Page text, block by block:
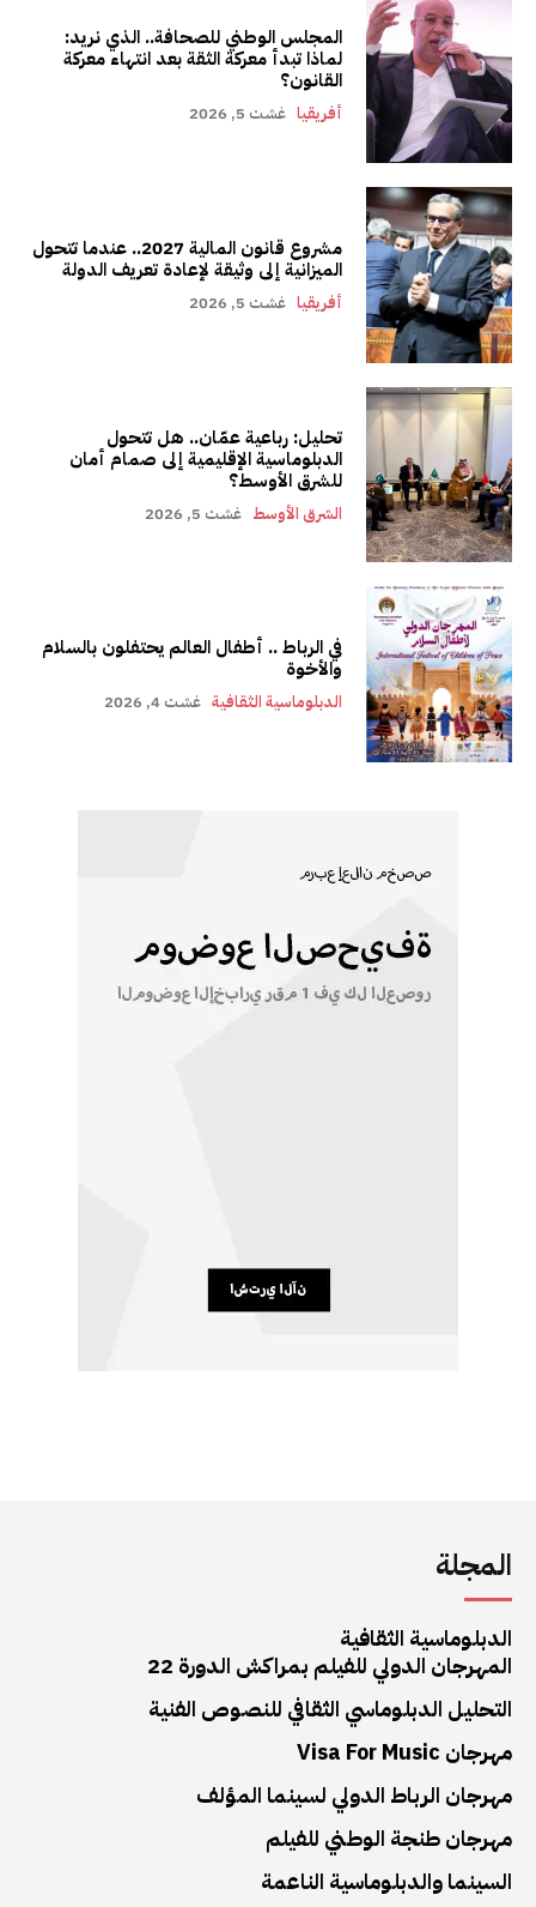
المجلس الوطني للصحافة.. الذي نريد:
لماذا تبدأ معركة الثقة بعد انتهاء معركة
القانون؟
أفريقيا غشت 5, 2026
مشروع قانون المالية 2027.. عندما تتحول
الميزانية إلى وثيقة لإعادة تعريف الدولة
أفريقيا غشت 5, 2026
تحليل: رباعية عمّان.. هل تتحول
الدبلوماسية الإقليمية إلى صمام أمان
للشرق الأوسط؟
الشرق الأوسط غشت 5, 2026
في الرباط .. أطفال العالم يحتفلون بالسلام
والأخوة
الدبلوماسية الثقافية غشت 4, 2026
المجلة
الدبلوماسية الثقافية
المهرجان الدولي للفيلم بمراكش الدورة 22
التحليل الدبلوماسي الثقافي للنصوص الفنية
مهرجان Visa For Music
مهرجان الرباط الدولي لسينما المؤلف
مهرجان طنجة الوطني للفيلم
السينما والدبلوماسية الناعمة